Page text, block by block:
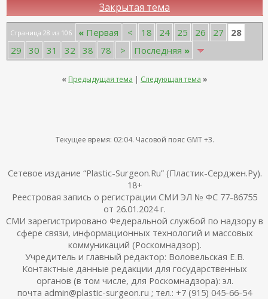
Закрытая тема
Страница 28 из 106 « Первая < 18 24 25 26 27
28
29
30 31 32 38 78 > Последняя »
« Предыдущая тема | Следующая тема »
Текущее время: 02:04. Часовой пояс GMT +3.
Сетевое издание “Plastic-Surgeon.Ru” (Пластик-Серджен.Ру).
18+
Реестровая запись о регистрации СМИ ЭЛ № ФС 77-86755
от 26.01.2024 г.
СМИ зарегистрировано Федеральной службой по надзору в
сфере связи, информационных технологий и массовых
коммуникаций (Роскомнадзор).
Учредитель и главный редактор: Воловельская Е.В.
Контактные данные редакции для государственных
органов (в том числе, для Роскомнадзора): эл.
почта admin@plastic-surgeon.ru ; тел.: +7 (915) 045-66-54